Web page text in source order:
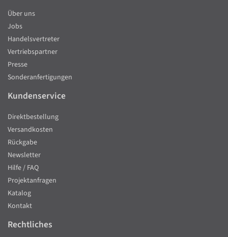
Über uns
Jobs
Handelsvertreter
Vertriebspartner
Presse
Sonderanfertigungen
Kundenservice
Direktbestellung
Versandkosten
Rückgabe
Newsletter
Hilfe / FAQ
Projektanfragen
Katalog
Kontakt
Rechtliches